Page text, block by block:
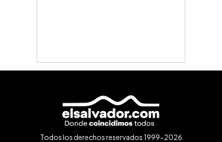
Todos los derechos reservados 1999-2026